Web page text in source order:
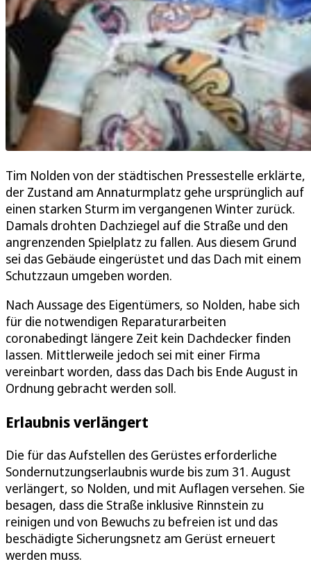
Tim Nolden von der städtischen Pressestelle erklärte,
der Zustand am Annaturmplatz gehe ursprünglich auf
einen starken Sturm im vergangenen Winter zurück.
Damals drohten Dachziegel auf die Straße und den
angrenzenden Spielplatz zu fallen. Aus diesem Grund
sei das Gebäude eingerüstet und das Dach mit einem
Schutzzaun umgeben worden.
Nach Aussage des Eigentümers, so Nolden, habe sich
für die notwendigen Reparaturarbeiten
coronabedingt längere Zeit kein Dachdecker finden
lassen. Mittlerweile jedoch sei mit einer Firma
vereinbart worden, dass das Dach bis Ende August in
Ordnung gebracht werden soll.
Erlaubnis verlängert
Die für das Aufstellen des Gerüstes erforderliche
Sondernutzungserlaubnis wurde bis zum 31. August
verlängert, so Nolden, und mit Auflagen versehen. Sie
besagen, dass die Straße inklusive Rinnstein zu
reinigen und von Bewuchs zu befreien ist und das
beschädigte Sicherungsnetz am Gerüst erneuert
werden muss.